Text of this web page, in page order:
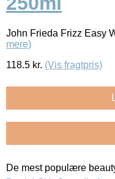
John Frieda Frizz Easy
mere)
118.5 kr. (Vis fragtpris)
De mest populære